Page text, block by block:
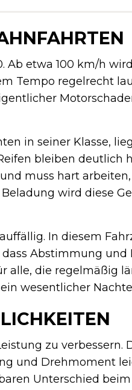
Ab etwa 100 km/h
Tempo regelrecht
in seiner Klasse,
bleiben deutlich
muss hart
wird diese
In diesem
dass Abstimmung
alle, die regelmäßig
wesentlicher
zu verbessern.
und Drehmoment
Unterschied beim